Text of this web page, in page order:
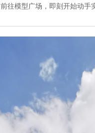
前往模型广场，即刻开始动手